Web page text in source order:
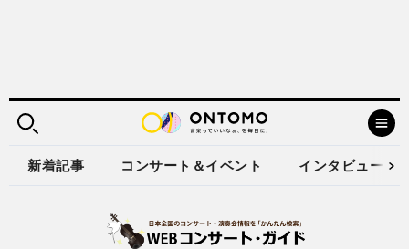
新着記事 コンサート＆イベント インタビュー